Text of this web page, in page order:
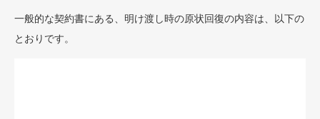
一般的な契約書にある、明け渡し時の原状回復の内容は、以下の
とおりです。